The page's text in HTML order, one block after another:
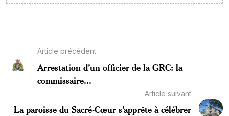
Article précédent
Arrestation d’un officier de la GRC: la
commissaire...
Article suivant
La paroisse du Sacré-Cœur s’apprête à célébrer